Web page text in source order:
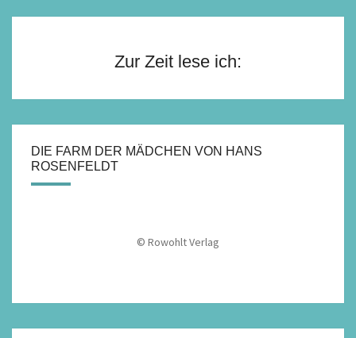
Zur Zeit lese ich:
DIE FARM DER MÄDCHEN VON HANS
ROSENFELDT
© Rowohlt Verlag